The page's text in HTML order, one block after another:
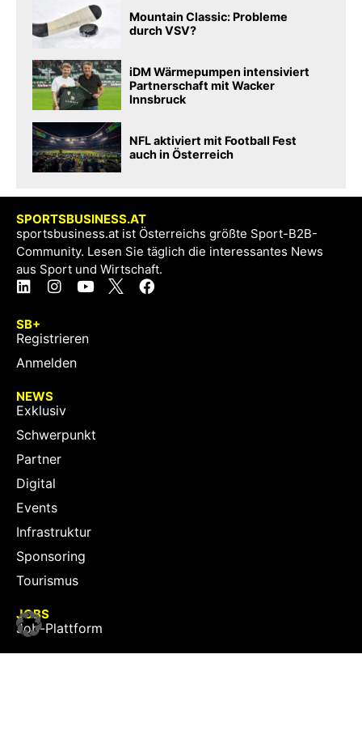
Mountain Classic: Probleme
durch VSV?
iDM Wärmepumpen intensiviert
Partnerschaft mit Wacker
Innsbruck
NFL aktiviert mit Football Fest
auch in Österreich
SPORTSBUSINESS.AT
sportsbusiness.at ist Österreichs größte Sport-B2B-
Community. Lesen Sie täglich die interessantes News
aus Sport und Wirtschaft.
SB+
Registrieren
Anmelden
NEWS
Exklusiv
Schwerpunkt
Partner
Digital
Events
Infrastruktur
Sponsoring
Tourismus
JOBS
Job-Plattform